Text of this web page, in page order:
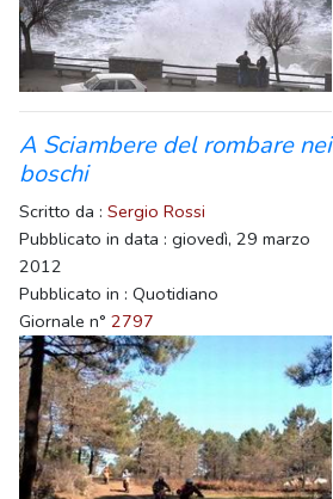
A Sciambere del rombare nei
boschi
Scritto da : Sergio Rossi
Pubblicato in data : giovedì, 29 marzo
2012
Pubblicato in : Quotidiano
Giornale n° 2797